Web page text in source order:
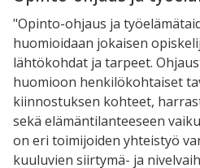
"Opinto-ohjaus ja
huomioidaan jokaisen
lähtökohdat ja tarpeet.
huomioon henkilökohtaiset
kiinnostuksen kohteet,
sekä elämäntilanteeseen
on eri toimijoiden yhteistyö
kuuluvien siirtymä- ja